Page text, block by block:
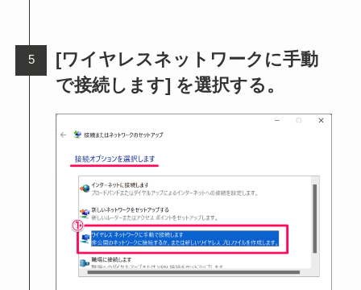
[ワイヤレスネットワークに手動
で接続します] を選択する。